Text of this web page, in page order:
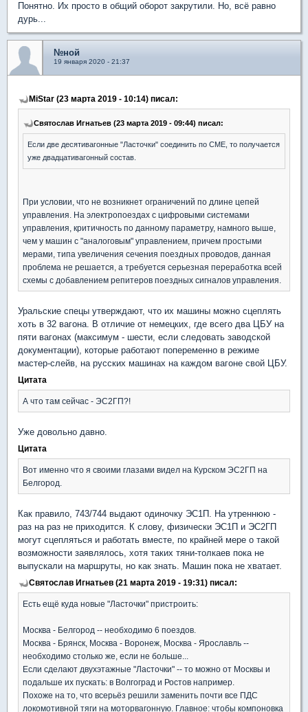
Понятно. Их просто в общий оборот закрутили. Но, всё равно
дурь...
№ной
19 января 2020 - 21:37
MiStar (23 марта 2019 - 10:14) писал:
Святослав Игнатьев (23 марта 2019 - 09:44) писал:
Если две десятивагонные "Ласточки" соединить по СМЕ, то получается
уже двадцативагонный состав.
При условии, что не возникнет ограничений по длине цепей
управления. На электропоездах с цифровыми системами
управления, критичность по данному параметру, намного выше,
чем у машин с "аналоговым" управлением, причем простыми
мерами, типа увеличения сечения поездных проводов, данная
проблема не решается, а требуется серьезная переработка всей
схемы с добавлением репитеров поездных сигналов управления.
Уральские спецы утверждают, что их машины можно сцеплять
хоть в 32 вагона. В отличие от немецких, где всего два ЦБУ на
пяти вагонах (максимум - шести, если следовать заводской
документации), которые работают попеременно в режиме
мастер-слейв, на русских машинах на каждом вагоне свой ЦБУ.
Цитата
А что там сейчас - ЭС2ГП?!
Уже довольно давно.
Цитата
Вот именно что я своими глазами видел на Курском ЭС2ГП на
Белгород.
Как правило, 743/744 выдают одиночку ЭС1П. На утреннюю -
раз на раз не приходится. К слову, физически ЭС1П и ЭС2ГП
могут сцепляться и работать вместе, по крайней мере о такой
возможности заявлялось, хотя таких тяни-толкаев пока не
выпускали на маршруты, но как знать. Машин пока не хватает.
Святослав Игнатьев (21 марта 2019 - 19:31) писал:
Есть ещё куда новые "Ласточки" пристроить:
Москва - Белгород -- необходимо 6 поездов.
Москва - Брянск, Москва - Воронеж, Москва - Ярославль --
необходимо столько же, если не больше...
Если сделают двухэтажные "Ласточки" -- то можно от Москвы и
подальше их пускать: в Волгоград и Ростов например.
Похоже на то, что всерьёз решили заменить почти все ПДС
локомотивной тяги на моторвагонную. Главное: чтобы компоновка